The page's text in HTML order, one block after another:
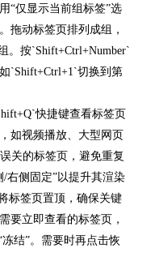
“仅显示当前组标签”选
拖动标签页排列成组，
。按`Shift+Ctrl+Number`
`Shift+Ctrl+1`切换到第
快捷键查看标签页
如视频播放、大型网页
关的标签页，避免重复
右侧固定”以提升其渲染
标签页置顶，确保关键
要立即查看的标签页，
结”。需要时再点击恢